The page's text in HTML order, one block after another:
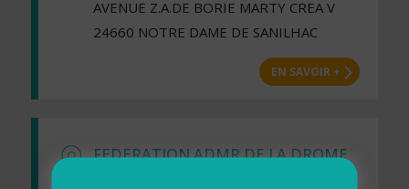
AVENUE Z.A.DE BORIE MARTY CREA V
24660 NOTRE DAME DE SANILHAC
EN SAVOIR +
FEDERATION ADMR DE LA DROME